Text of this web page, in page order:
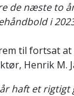
de næste to
i
til fortsat
Henrik M.
haft et